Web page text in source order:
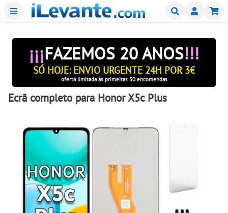
Menu Buscar
¡¡¡FAZEMOS 20 ANOS!!!
SÓ HOJE: ENVIO URGENTE 24H POR 3€
oferta limitada às primeiras 50 encomendas
Ecrã completo para Honor X5c Plus